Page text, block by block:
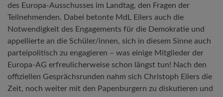
des Europa-Ausschusses im Landtag, den Fragen der
Teilnehmenden. Dabei betonte MdL Eilers auch die
Notwendigkeit des Engagements für die Demokratie und
appellierte an die Schüler/innen, sich in diesem Sinne auch
parteipolitisch zu engagieren – was einige Mitglieder der
Europa-AG erfreulicherweise schon längst tun! Nach den
offiziellen Gesprächsrunden nahm sich Christoph Eilers die
Zeit, noch weiter mit den Papenburgern zu diskutieren und